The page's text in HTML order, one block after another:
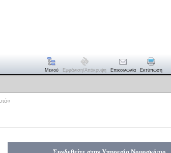
Μενού Εμφάνιση/απόκρυψη Επικοινωνία Εκτύπωση